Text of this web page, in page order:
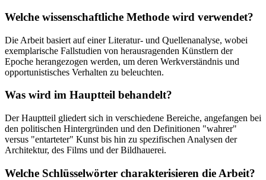
Welche wissenschaftliche Methode wird verwendet?
Die Arbeit basiert auf einer Literatur- und Quellenanalyse, wobei
exemplarische Fallstudien von herausragenden Künstlern der
Epoche herangezogen werden, um deren Werkverständnis und
opportunistisches Verhalten zu beleuchten.
Was wird im Hauptteil behandelt?
Der Hauptteil gliedert sich in verschiedene Bereiche, angefangen bei
den politischen Hintergründen und den Definitionen "wahrer"
versus "entarteter" Kunst bis hin zu spezifischen Analysen der
Architektur, des Films und der Bildhauerei.
Welche Schlüsselwörter charakterisieren die Arbeit?